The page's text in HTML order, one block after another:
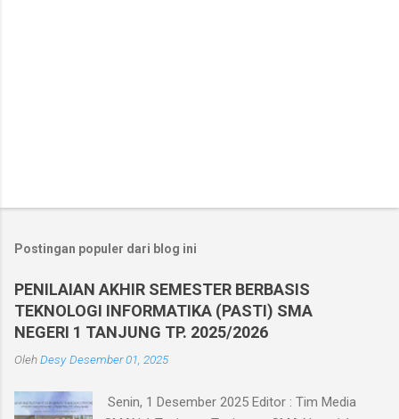
Postingan populer dari blog ini
PENILAIAN AKHIR SEMESTER BERBASIS
TEKNOLOGI INFORMATIKA (PASTI) SMA
NEGERI 1 TANJUNG TP. 2025/2026
OlehDesy Desember 01, 2025
Senin, 1 Desember 2025 Editor : Tim Media